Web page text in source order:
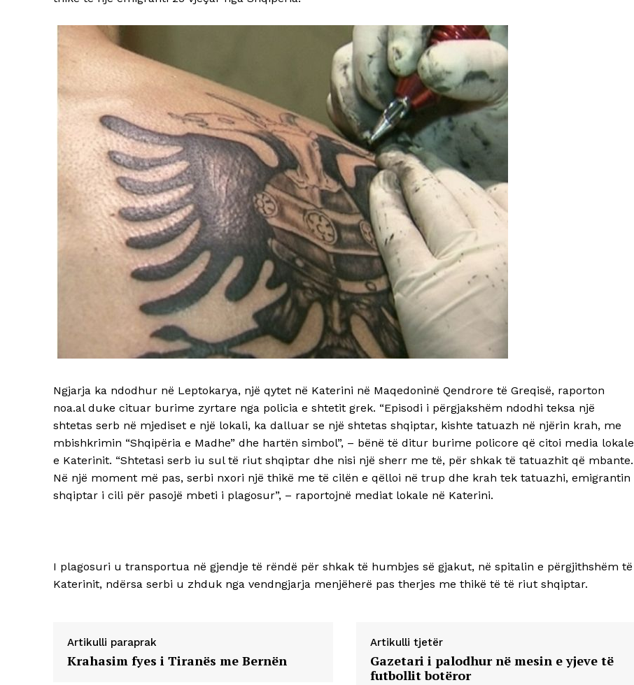
Ngjarja ka ndodhur në Leptokarya, një qytet në Katerini në Maqedoninë Qendrore të Greqisë, raporton
noa.al duke cituar burime zyrtare nga policia e shtetit grek. “Episodi i përgjakshëm ndodhi teksa një
shtetas serb në mjediset e një lokali, ka dalluar se një shtetas shqiptar, kishte tatuazh në njërin krah, me
mbishkrimin “Shqipëria e Madhe” dhe hartën simbol”, – bënë të ditur burime policore që citoi media lokale
e Katerinit. “Shtetasi serb iu sul të riut shqiptar dhe nisi një sherr me të, për shkak të tatuazhit që mbante.
Në një moment më pas, serbi nxori një thikë me të cilën e qëlloi në trup dhe krah tek tatuazhi, emigrantin
shqiptar i cili për pasojë mbeti i plagosur”, – raportojnë mediat lokale në Katerini.
I plagosuri u transportua në gjendje të rëndë për shkak të humbjes së gjakut, në spitalin e përgjithshëm të
Katerinit, ndërsa serbi u zhduk nga vendngjarja menjëherë pas therjes me thikë të të riut shqiptar.
Artikulli paraprak
Krahasim fyes i Tiranës me Bernën
Artikulli tjetër
Gazetari i palodhur në mesin e yjeve të
futbollit botëror